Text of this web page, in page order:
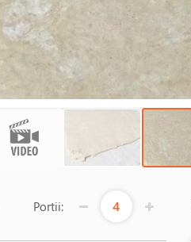
Portii: 4